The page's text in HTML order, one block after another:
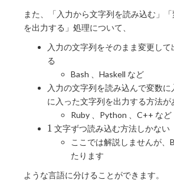
また、「入力から文字列を読み込む」
を出力する」処理について、
入力の文字列をそのまま変更し
る
Bash 、Haskell など
入力の文字列を読み込んで変数
に入った文字列を出力する方法が
Ruby 、Python 、C++ など
1
1 文字ずつ読み込む方法しかない
ここでは解説しませんが、
たります
ような言語に分けることができます。